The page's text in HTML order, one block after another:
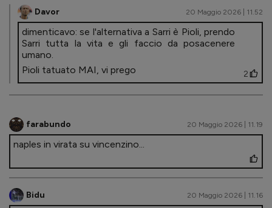
Davor 20 Maggio 2026 | 11.52
dimenticavo: se l'alternativa a Sarri è Pioli, prendo
Sarri tutta la vita e gli faccio da posacenere
umano.
Pioli tatuato MAI, vi prego
2
farabundo 20 Maggio 2026 | 11.19
naples in virata su vincenzino...
Bidu 20 Maggio 2026 | 11.16